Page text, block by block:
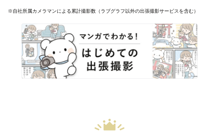
※自社所属カメラマンによる累計撮影数（ラブグラフ以外の出張撮影サービスを含む）